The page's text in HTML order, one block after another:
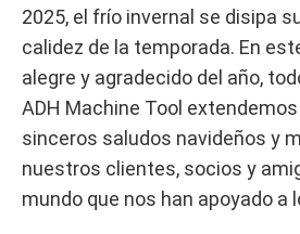
2025, el frío invernal se disipa
calidez de la temporada. En
alegre y agradecido del año,
ADH Machine Tool
sinceros saludos navideños y
nuestros clientes, socios y
mundo que nos han apoyado a